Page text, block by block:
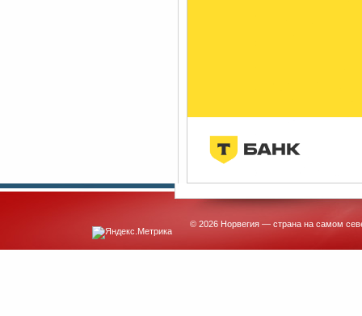
© 2026 Норвегия — страна на самом